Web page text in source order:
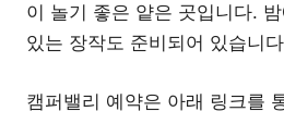
이 놀기 좋은 얕은 곳입니다.
있는 장작도 준비되어 있습니
캠퍼밸리 예약은 아래 링크를